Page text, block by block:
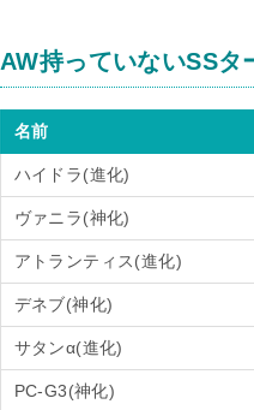
AW持っていないSSタ
名前
ハイドラ(進化)
ヴァニラ(神化)
アトランティス(進化)
デネブ(神化)
サタンα(進化)
PC-G3(神化)